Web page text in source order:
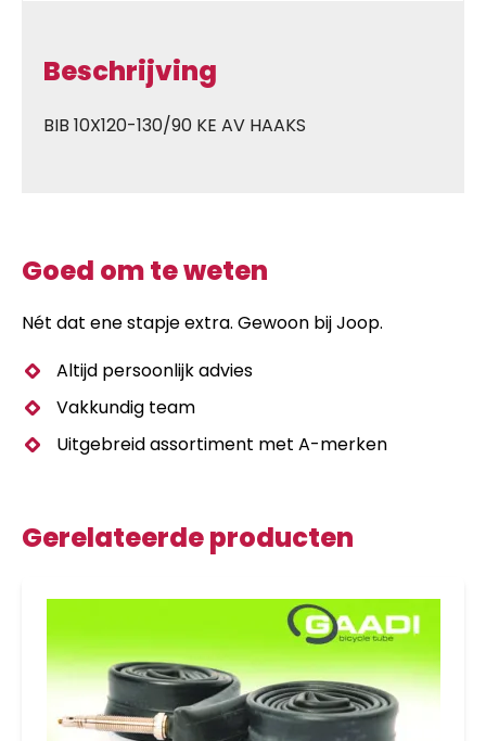
Beschrijving
BIB 10X120-130/90 KE AV HAAKS
Goed om te weten
Nét dat ene stapje extra. Gewoon bij Joop.
Altijd persoonlijk advies
Vakkundig team
Uitgebreid assortiment met A-merken
Gerelateerde producten